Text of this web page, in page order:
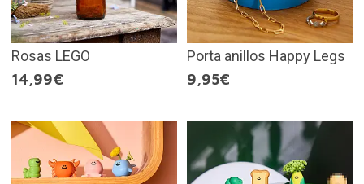
Rosas LEGO
14,99€
Porta anillos Happy Legs
9,95€